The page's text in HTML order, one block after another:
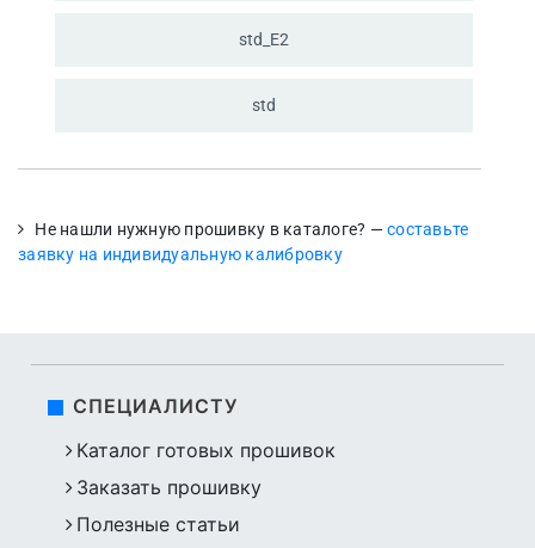
std_ E2
std
Не нашли нужную прошивку в каталоге? —составьте
заявку на индивидуальную калибровку
СПЕЦИАЛИСТУ
Каталог готовых прошивок
Заказать прошивку
Полезные статьи